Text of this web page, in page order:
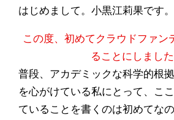
はじめまして。小黒江莉果です。
この度、初めてクラウドファン
ることにしました
普段、アカデミックな科学的根
を心がけている私にとって、こ
ていることを書くのは初めてな